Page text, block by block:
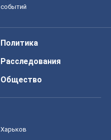
событий
Политика
Расследования
Общество
Харьков